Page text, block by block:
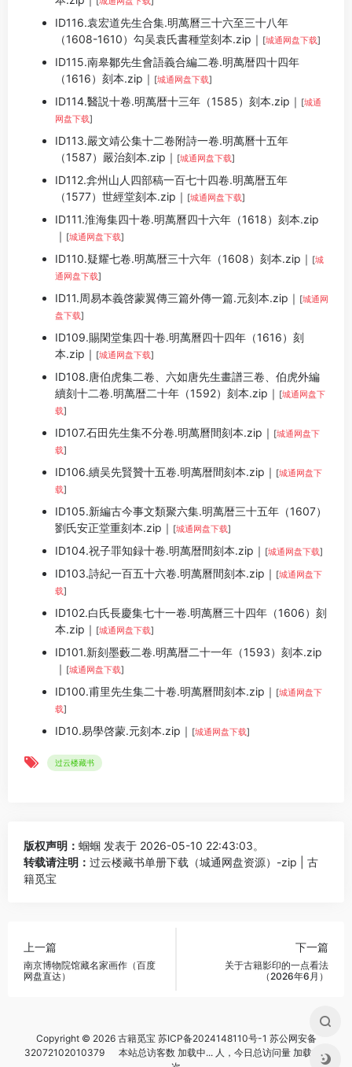
ID116.袁宏道先生合集.明萬曆三十六至三十八年
（1608-1610）勾吴袁氏書種堂刻本.zip｜ [城通网盘下载]
ID115.南皋鄒先生會語義合編二卷.明萬暦四十四年
（1616）刻本.zip｜ [城通网盘下载]
ID114.醫説十卷.明萬暦十三年（1585）刻本.zip｜ [城通
网盘下载]
ID113.嚴文靖公集十二卷附詩一卷.明萬曆十五年
（1587）嚴治刻本.zip｜ [城通网盘下载]
ID112.弇州山人四部稿一百七十四卷.明萬暦五年
（1577）世經堂刻本.zip｜ [城通网盘下载]
ID111.淮海集四十卷.明萬曆四十六年（1618）刻本.zip
｜ [城通网盘下载]
ID110.疑耀七卷.明萬暦三十六年（1608）刻本.zip｜ [城
通网盘下载]
ID11.周易本義啓蒙翼傳三篇外傳一篇.元刻本.zip｜ [城通网
盘下载]
ID109.賜閑堂集四十卷.明萬曆四十四年（1616）刻
本.zip｜ [城通网盘下载]
ID108.唐伯虎集二卷、六如唐先生畫譜三卷、伯虎外編
續刻十二卷.明萬暦二十年（1592）刻本.zip｜ [城通网盘下
载]
ID107.石田先生集不分卷.明萬曆間刻本.zip｜ [城通网盘下
载]
ID106.續吴先賢贊十五卷.明萬暦間刻本.zip｜ [城通网盘下
载]
ID105.新編古今事文類聚六集.明萬暦三十五年（1607）
劉氏安正堂重刻本.zip｜ [城通网盘下载]
ID104.祝子罪知録十卷.明萬暦間刻本.zip｜ [城通网盘下载]
ID103.詩紀一百五十六卷.明萬曆間刻本.zip｜ [城通网盘下
载]
ID102.白氏長慶集七十一卷.明萬曆三十四年（1606）刻
本.zip｜ [城通网盘下载]
ID101.新刻墨藪二卷.明萬暦二十一年（1593）刻本.zip
｜ [城通网盘下载]
ID100.甫里先生集二十卷.明萬曆間刻本.zip｜ [城通网盘下
载]
ID10.易學啓蒙.元刻本.zip｜ [城通网盘下载]
过云楼藏书
版权声明： 蝈蝈 发表于 2026-05-10 22:43:03。
转载请注明： 过云楼藏书单册下载（城通网盘资源）-zip | 古
籍觅宝
上一篇
南京博物院馆藏名家画作（百度
网盘直达）
下一篇
关于古籍影印的一点看法
（2026年6月）
Copyright © 2026 古籍觅宝 苏ICP备2024148110号-1 苏公网安备
32072102010379
本站总访客数 加载中...人，今日总访问量 加载中...